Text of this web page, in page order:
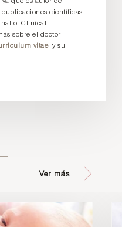
que es autor de
publicaciones científicas
of Clinical
sobre el doctor
vitae, y su
Ver más